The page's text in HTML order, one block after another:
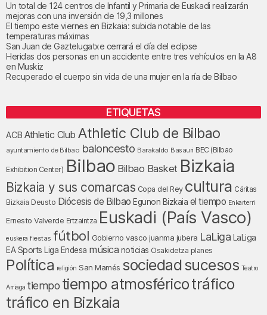
Un total de 124 centros de Infantil y Primaria de Euskadi realizarán
mejoras con una inversión de 19,3 millones
El tiempo este viernes en Bizkaia: subida notable de las
temperaturas máximas
San Juan de Gaztelugatxe cerrará el día del eclipse
Heridas dos personas en un accidente entre tres vehículos en la A8
en Muskiz
Recuperado el cuerpo sin vida de una mujer en la ría de Bilbao
ETIQUETAS
ACB Athletic Club Athletic Club de Bilbao
ayuntamiento de Bilbao baloncesto Barakaldo Basauri BEC (Bilbao
Exhibition Center) Bilbao Bilbao Basket Bizkaia
Bizkaia y sus comarcas Copa del Rey cultura Cáritas
Bizkaia Deusto Diócesis de Bilbao Egunon Bizkaia el tiempo Enkarterri
Ernesto Valverde Ertzaintza Euskadi (País Vasco)
euskera fiestas fútbol Gobierno vasco juanma jubera LaLiga LaLiga
EA Sports
Liga Endesa música noticias Osakidetza planes
Política religión San Mamés sociedad sucesos Teatro
Arriaga tiempo tiempo atmosféricotráfico
tráfico en Bizkaia